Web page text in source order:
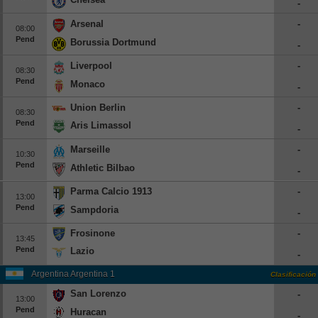
-
08:00
Pend
Arsenal
Borussia Dortmund
-
-
08:30
Pend
Liverpool
Monaco
-
-
08:30
Pend
Union Berlin
Aris Limassol
-
-
10:30
Pend
Marseille
Athletic Bilbao
-
-
13:00
Pend
Parma Calcio 1913
Sampdoria
-
-
13:45
Pend
Frosinone
Lazio
-
-
Argentina Argentina 1 Clasificación
13:00
Pend
San Lorenzo
Huracan
-
-
Europa League
Supercopa Europa
Partidos amistosos
Partidos televisados
Baloncesto
Europa
Euroliga
Eurocup
ACB
Estados Unidos
NBA
Tenis